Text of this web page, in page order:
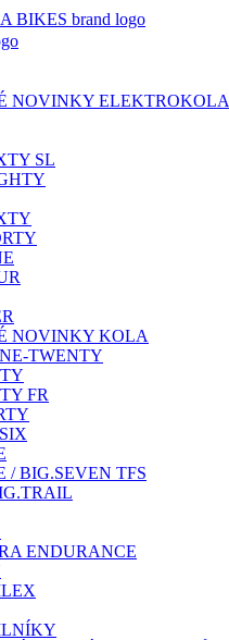
NOVINKY ELEKTROKOLA
SL
NOVINKY KOLA
TWENTY
FR
/ BIG.SEVEN TFS
ENDURANCE